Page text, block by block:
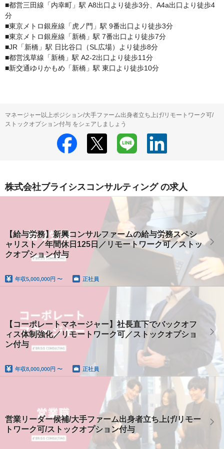
■都営三田線「内幸町」駅 A8出口より徒歩3分、A4a出口より徒歩4
分
■東京メトロ銀座線「虎ノ門」駅 9番出口より徒歩3分
■東京メトロ銀座線「新橋」駅 7番出口より徒歩7分
■JR「新橋」駅 日比谷口（SL広場）より徒歩8分
■都営浅草線「新橋」駅 A2-2出口より徒歩11分
マネージャー以上ポジション/大手ファーム出身者立ち上げ/リモートワーク可/
ストックオプション付与 をシェアしましょう
株式会社ブライシスコンサルティング の求人
【給与労務】新興コンサルファームの給与労務スペシ
ャリスト／年間休日125日／リモートワーク可／ストッ
クオプション付与
年収5,000,000円 〜 正社員
【コーポレートマネージャー】社長直下でバックオフ
ィス体制強化／リモートワーク可／ストックオプショ
ン付与
年収8,000,000円 〜 正社員
営業リーダー候補/大手ファーム出身者立ち上げ/リモー
トワーク可/ストックオプション付与